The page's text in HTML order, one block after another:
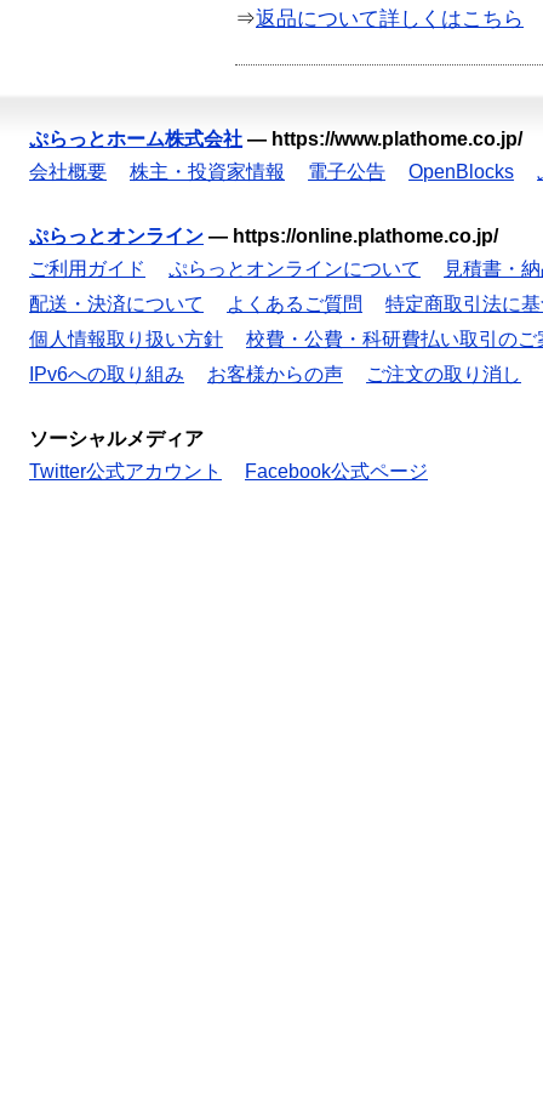
⇒返品について詳しくはこちら
ぷらっとホーム株式会社 — https://www.plathome.co.jp/
会社概要
株主・投資家情報 電子公告 OpenBlocks
ぷらっとオンライン — https://online.plathome.co.jp/
ご利用ガイド
ぷらっとオンラインについて
見積書・
配送・決済について
よくあるご質問
特定商取引法に
個人情報取り扱い方針
校費・公費・科研費払い取引のご
IPv6への取り組み
お客様からの声 ご注文の取り消し
ソーシャルメディア
Twitter公式アカウント
Facebook公式ページ